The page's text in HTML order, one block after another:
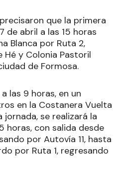
que la primera
de abril a las 15 horas
Blanca por Ruta 2,
Hé y Colonia Pastoril
de Formosa.
las 9 horas, en un
en la Costanera Vuelta
jornada, se realizará la
horas, con salida desde
por Autovía 11, hasta
por Ruta 1, regresando